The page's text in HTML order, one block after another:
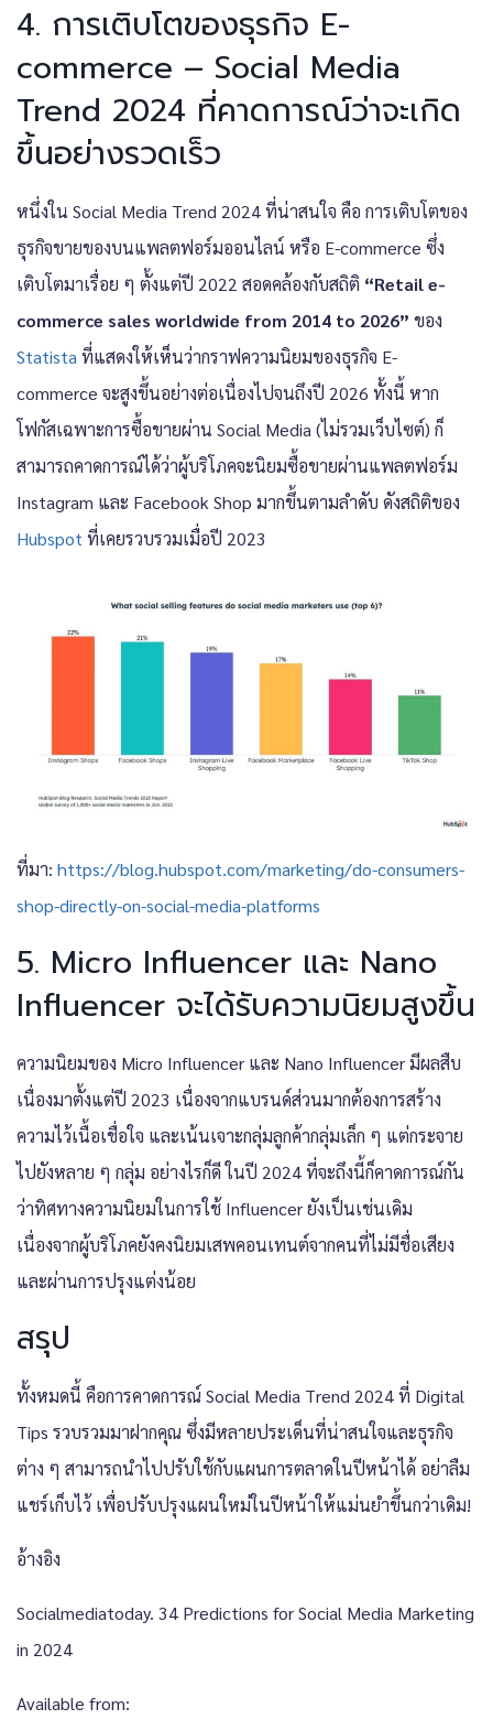
4. การเติบโตของธุรกิจ E-
commerce – Social Media
Trend 2024 ที่คาดการณ์ว่าจะเกิด
ขึ้นอย่างรวดเร็ว
หนึ่งใน Social Media Trend 2024 ที่น่าสนใจ คือ การเติบโตของ
ธุรกิจขายของบนแพลตฟอร์มออนไลน์ หรือ E-commerce ซึ่ง
เติบโตมาเรื่อย ๆ ตั้งแต่ปี 2022 สอดคล้องกับสถิติ “Retail e-
commerce sales worldwide from 2014 to 2026” ของ
Statistaที่แสดงให้เห็นว่ากราฟความนิยมของธุรกิจ E-
commerce จะสูงขึ้นอย่างต่อเนื่องไปจนถึงปี 2026 ทั้งนี้ หาก
โฟกัสเฉพาะการซื้อขายผ่าน Social Media (ไม่รวมเว็บไซต์) ก็
สามารถคาดการณ์ได้ว่าผู้บริโภคจะนิยมซื้อขายผ่านแพลตฟอร์ม
Instagram และ Facebook Shop มากขึ้นตามลำดับ ดังสถิติของ
Hubspotที่เคยรวบรวมเมื่อปี 2023
ที่มา: https://blog.hubspot.com/marketing/do-consumers-
shop-directly-on-social-media-platforms
5. Micro Influencer และ Nano
Influencer จะได้รับความนิยมสูงขึ้น
ความนิยมของ Micro Influencer และ Nano Influencer มีผลสืบ
เนื่องมาตั้งแต่ปี 2023 เนื่องจากแบรนด์ส่วนมากต้องการสร้าง
ความไว้เนื้อเชื่อใจ และเน้นเจาะกลุ่มลูกค้ากลุ่มเล็ก ๆ แต่กระจาย
ไปยังหลาย ๆ กลุ่ม อย่างไรก็ดี ในปี 2024 ที่จะถึงนี้ก็คาดการณ์กัน
ว่าทิศทางความนิยมในการใช้ Influencer ยังเป็นเช่นเดิม
เนื่องจากผู้บริโภคยังคงนิยมเสพคอนเทนต์จากคนที่ไม่มีชื่อเสียง
และผ่านการปรุงแต่งน้อย
สรุป
ทั้งหมดนี้ คือการคาดการณ์ Social Media Trend 2024 ที่ Digital
Tips รวบรวมมาฝากคุณ ซึ่งมีหลายประเด็นที่น่าสนใจและธุรกิจ
ต่าง ๆ สามารถนำไปปรับใช้กับแผนการตลาดในปีหน้าได้ อย่าลืม
แชร์เก็บไว้ เพื่อปรับปรุงแผนใหม่ในปีหน้าให้แม่นยำขึ้นกว่าเดิม!
อ้างอิง
Socialmediatoday. 34 Predictions for Social Media Marketing
in 2024
Available from: